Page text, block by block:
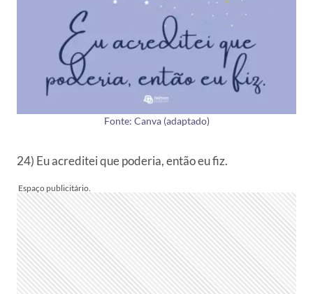
Fonte: Canva (adaptado)
24) Eu acreditei que poderia, então eu fiz.